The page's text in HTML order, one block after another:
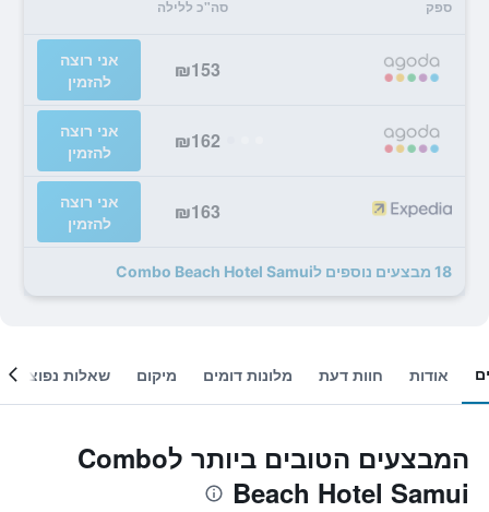
ספק סה"כ ללילה
₪153
אני רוצה
להזמין
₪162
אני רוצה
להזמין
₪163
אני רוצה
להזמין
18 מבצעים נוספים לCombo Beach Hotel Samui
אודות חוות דעת מלונות דומים מיקום שאלות נפוצות
המבצעים הטובים ביותר לCombo
Beach Hotel Samui